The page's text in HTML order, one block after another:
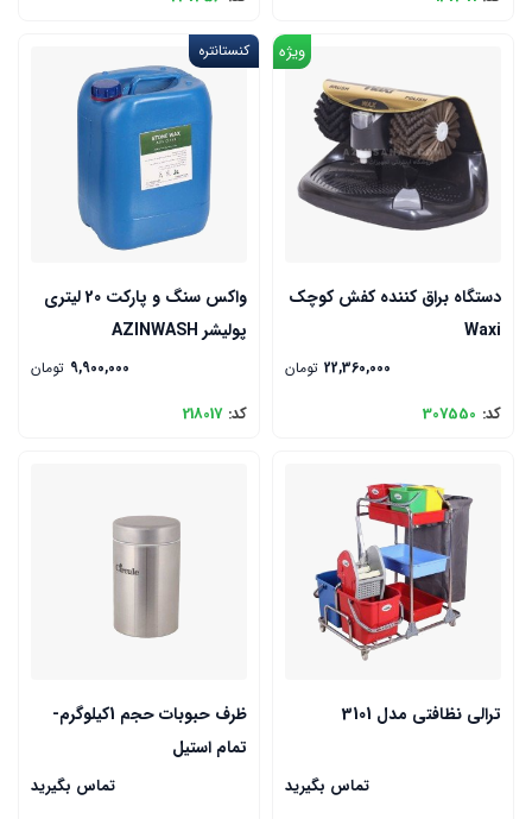
ویژه
دستگاه براق کننده کفش کوچک
Waxi
22,360,000 تومان
کد: 307550
کنستانتره
واکس سنگ و پارکت 20 لیتری
پولیشر AZINWASH
9,900,000 تومان
کد: 218017
ترالی نظافتی مدل 3101
تماس بگیرید
ظرف حبوبات حجم 1کیلوگرم-
تمام استیل
تماس بگیرید